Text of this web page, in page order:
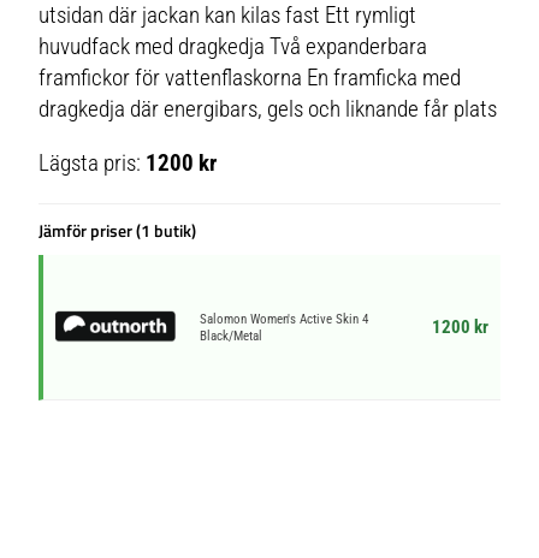
utsidan där jackan kan kilas fast Ett rymligt
huvudfack med dragkedja Två expanderbara
framfickor för vattenflaskorna En framficka med
dragkedja där energibars, gels och liknande får plats
Lägsta pris: 1200 kr
Jämför priser (1 butik)
Salomon Women's Active Skin 4
Black/Metal
1200 kr